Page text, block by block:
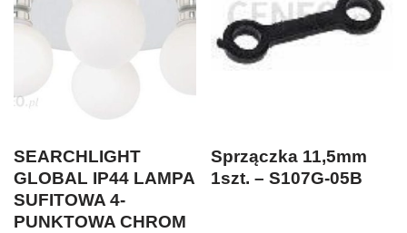
SEARCHLIGHT
GLOBAL IP44 LAMPA
SUFITOWA 4-
PUNKTOWA CHROM
Sprzączka 11,5mm
1szt. – S107G-05B